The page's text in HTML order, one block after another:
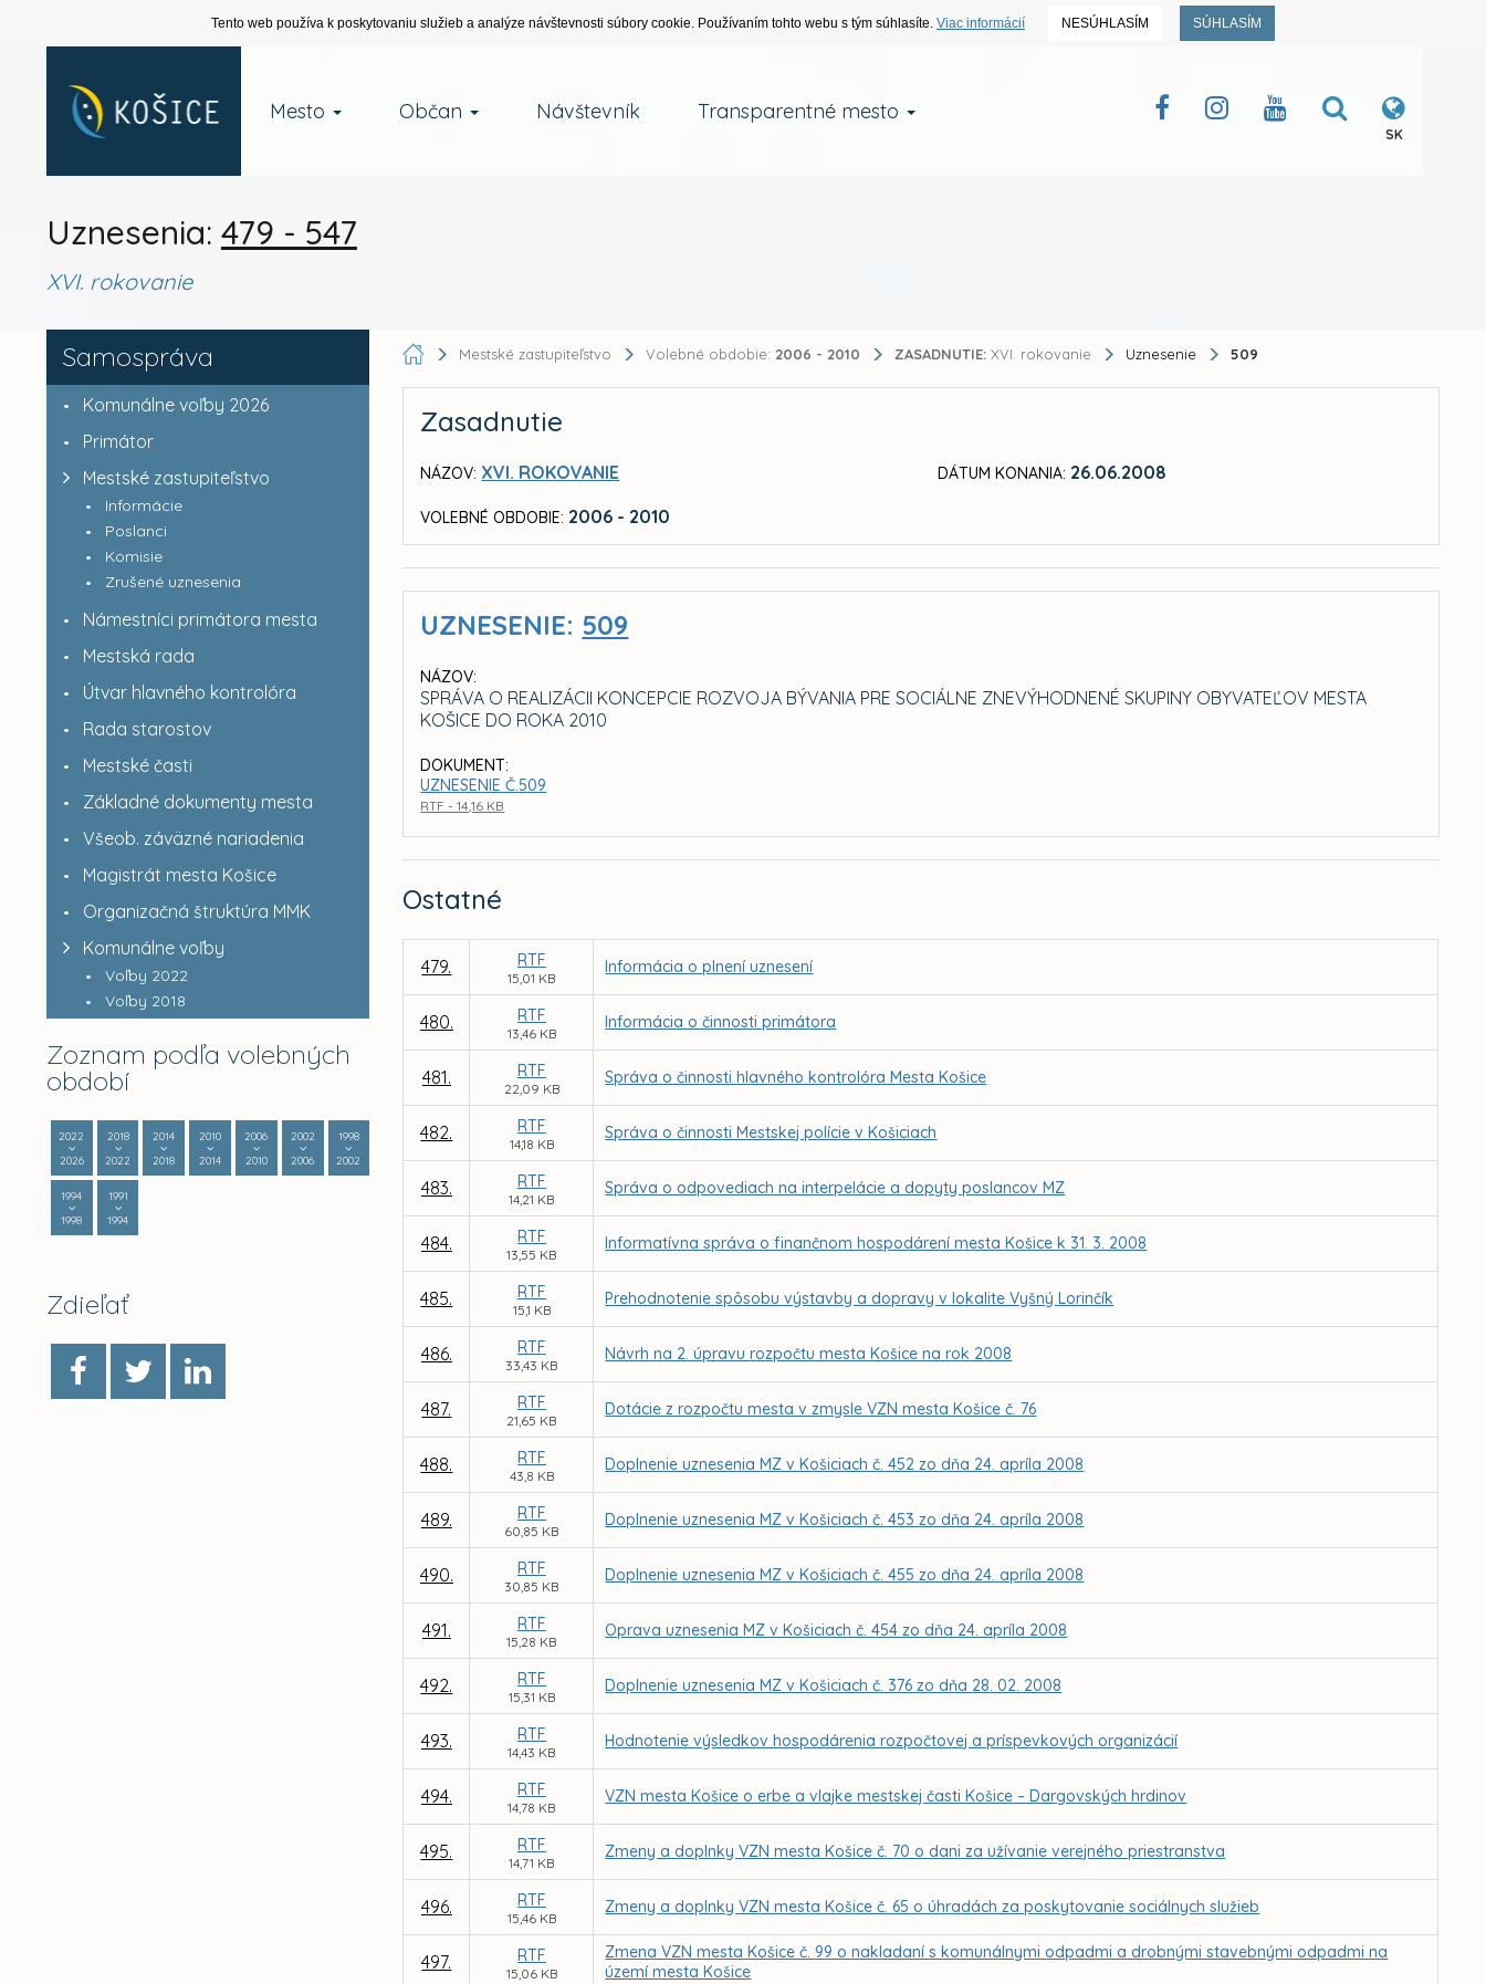
Tento web používa k poskytovaniu služieb a analýze návštevnosti súbory cookie. Používaním tohto webu s tým súhlasíte. Viac informácií NESÚHLASÍM SÚHLASÍM
Mesto Občan Návštevník Transparentné mesto
SK
Uznesenia: 479 - 547
XVI. rokovanie
Samospráva
Komunálne voľby 2026
Primátor
Mestské zastupiteľstvo
Informácie
Poslanci
Komisie
Zrušené uznesenia
Námestníci primátora mesta
Mestská rada
Útvar hlavného kontrolóra
Rada starostov
Mestské časti
Základné dokumenty mesta
Všeob. záväzné nariadenia
Magistrát mesta Košice
Organizačná štruktúra MMK
Komunálne voľby
Voľby 2022
Voľby 2018
Zoznam podľa volebných
období
2022
2026
2018
2022
2014
2018
2010
2014
2006
2010
2002
2006
1998
2002
1994
1998
1991
1994
Zdieľať
Mestské zastupiteľstvo Volebné obdobie: 2006 - 2010 ZASADNUTIE: XVI. rokovanie Uznesenie 509
Zasadnutie
NÁZOV: XVI. ROKOVANIE
VOLEBNÉ OBDOBIE: 2006 - 2010
DÁTUM KONANIA: 26.06.2008
UZNESENIE: 509
NÁZOV:
SPRÁVA O REALIZÁCII KONCEPCIE ROZVOJA BÝVANIA PRE SOCIÁLNE ZNEVÝHODNENÉ SKUPINY OBYVATEĽOV MESTA
KOŠICE DO ROKA 2010
DOKUMENT:
UZNESENIE Č.509
RTF - 14,16 KB
Ostatné
479. RTF
15,01 KB
Informácia o plnení uznesení
480. RTF
13,46 KB
Informácia o činnosti primátora
481. RTF
22,09 KB
Správa o činnosti hlavného kontrolóra Mesta Košice
482. RTF
14,18 KB
Správa o činnosti Mestskej polície v Košiciach
483. RTF
14,21 KB
Správa o odpovediach na interpelácie a dopyty poslancov MZ
484. RTF
13,55 KB
Informatívna správa o finančnom hospodárení mesta Košice k 31. 3. 2008
485. RTF
15,1 KB
Prehodnotenie spôsobu výstavby a dopravy v lokalite Vyšný Lorinčík
486. RTF
33,43 KB
Návrh na 2. úpravu rozpočtu mesta Košice na rok 2008
487. RTF
21,65 KB
Dotácie z rozpočtu mesta v zmysle VZN mesta Košice č. 76
488. RTF
43,8 KB
Doplnenie uznesenia MZ v Košiciach č. 452 zo dňa 24. apríla 2008
489. RTF
60,85 KB
Doplnenie uznesenia MZ v Košiciach č. 453 zo dňa 24. apríla 2008
490. RTF
30,85 KB
Doplnenie uznesenia MZ v Košiciach č. 455 zo dňa 24. apríla 2008
491. RTF
15,28 KB
Oprava uznesenia MZ v Košiciach č. 454 zo dňa 24. apríla 2008
492. RTF
15,31 KB
Doplnenie uznesenia MZ v Košiciach č. 376 zo dňa 28. 02. 2008
493. RTF
14,43 KB
Hodnotenie výsledkov hospodárenia rozpočtovej a príspevkových organizácií
494. RTF
14,78 KB
VZN mesta Košice o erbe a vlajke mestskej časti Košice – Dargovských hrdinov
495. RTF
14,71 KB
Zmeny a doplnky VZN mesta Košice č. 70 o dani za užívanie verejného priestranstva
496. RTF
15,46 KB
Zmeny a doplnky VZN mesta Košice č. 65 o úhradách za poskytovanie sociálnych služieb
497. RTF
15,06 KB
Zmena VZN mesta Košice č. 99 o nakladaní s komunálnymi odpadmi a drobnými stavebnými odpadmi na
území mesta Košice